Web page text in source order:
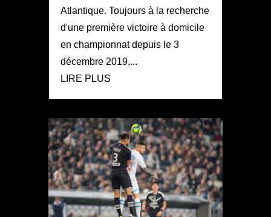
Atlantique. Toujours à la recherche
d'une première victoire à domicile
en championnat depuis le 3
décembre 2019,...
LIRE PLUS